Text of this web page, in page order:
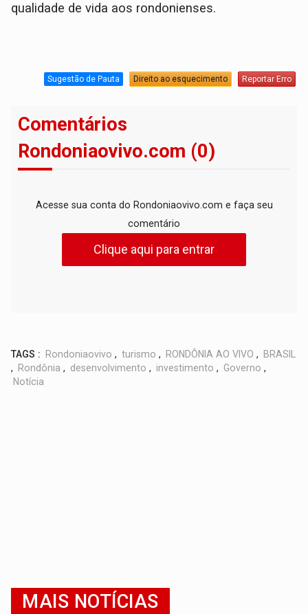
qualidade de vida aos rondonienses.
Sugestão de Pauta Direito ao esquecimento Reportar Erro
Comentários
Rondoniaovivo.com (0)
Acesse sua conta do Rondoniaovivo.com e faça seu
comentário
Clique aqui para entrar
TAGS : Rondoniaovivo , turismo , RONDÔNIA AO VIVO ,
BRASIL
,
Rondônia , desenvolvimento , investimento , Governo ,
Notícia
MAIS NOTÍCIAS